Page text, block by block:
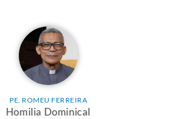
PE. ROMEU FERREIRA
Homilia Dominical